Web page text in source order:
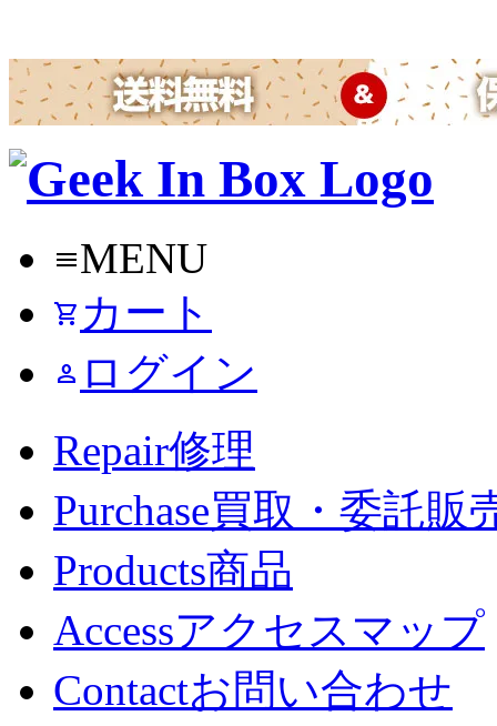
menuMENU
shopping_cart カート
person ログイン
Repair修理
Purchase買取・委託販
Products商品
Accessアクセスマップ
Contactお問い合わせ